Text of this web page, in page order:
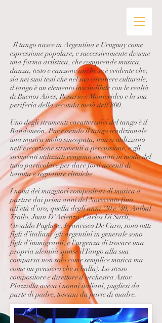
​Il tango nasce in Argentina e Uruguay come
espressione popolare, e successivamente diviene
una forma artistica, che comprende musica,
danza, testo e canzone anche se è evidente che,
sia nei suoi testi che nel suo carattere culturale,
il tango è un elemento inscindibile con le realtà
di Buenos Aires, Rosario e Montevideo e la sua
periferia della seconda metà dell'800.
Uno degli strumenti caratteristici del tango è il
Bandoneón. Pur essendo il tango tradizionale
una musica molto sincopata, non si utilizzano
nell'esecuzione strumenti a percussione, e gli
strumenti utilizzati vengono suonati in modo del
tutto particolare per dare forti accenti di
battuta e segnature ritmiche.
I nomi dei maggiori compositori di musica a
partire dai primi anni del Novecento fino
all’età d’oro, quella degli anni '30 e '40, Aníbal
Troilo, Juan D'Arienzo, Carlos Di Sarli,
Osvaldo Pugliese, Francisco De Caro, sono tutti
figli d’italiani (gli argentini in generale sono
figli d'immigranti, e l'urgenza di trovare una
propria identità spinse il Tango alla sua
comparsa non solo come semplice musica ma
come un pensiero che si balla). Lo stesso
compositore e direttore d'orchestra Astor
Piazzolla aveva i nonni italiani, pugliesi da
parte di padre, toscani da parte di madre.